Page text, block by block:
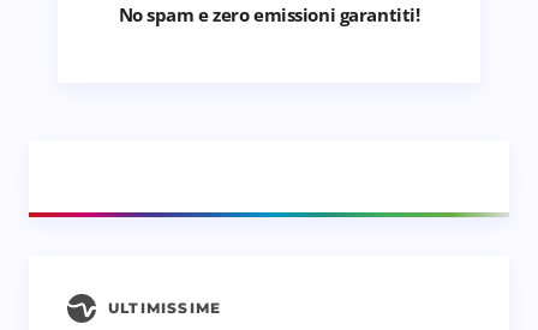
No spam e zero emissioni garantiti!
ULTIMISSIME